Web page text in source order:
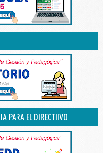
PARA EL DIRECTIIVO